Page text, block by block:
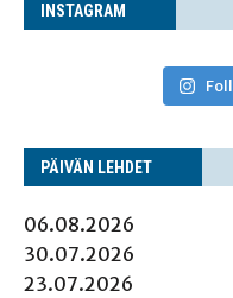
INS­TA­GRAM
PÄI­VÄN LEHDET
06.08.2026
30.07.2026
23.07.2026